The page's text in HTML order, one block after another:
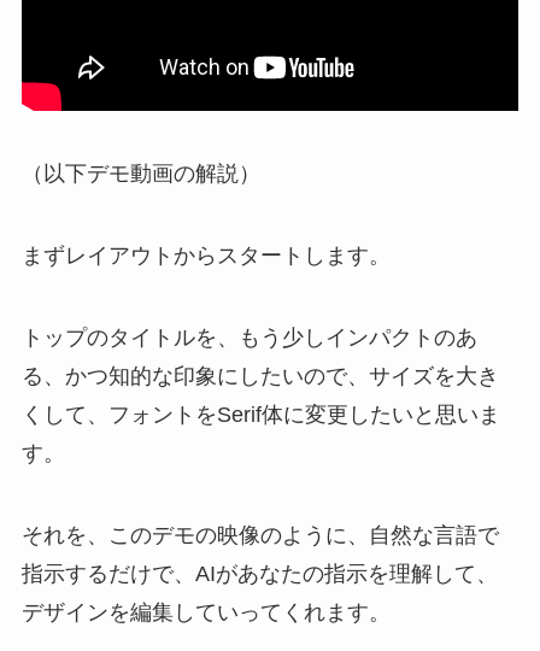
（以下デモ動画の解説）
まずレイアウトからスタートします。
トップのタイトルを、もう少しインパクトのあ
る、かつ知的な印象にしたいので、サイズを大き
くして、フォントをSerif体に変更したいと思いま
す。
それを、このデモの映像のように、自然な言語で
指示するだけで、AIがあなたの指示を理解して、
デザインを編集していってくれます。